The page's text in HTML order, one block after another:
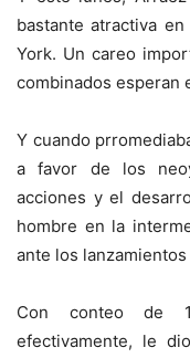
bastante atractiva
York. Un careo
combinados esperan
Y cuando
a favor de los
acciones y el
hombre en la
ante los lanzamientos
Con conteo de
efectivamente, le